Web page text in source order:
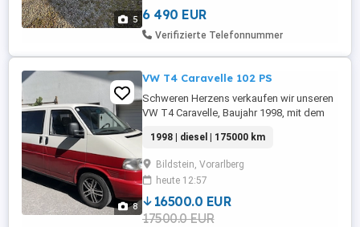
5 6 490 EUR
Verifizierte Telefonnummer
8
VW T4 Caravelle 102 PS
Schweren Herzens verkaufen wir unseren
VW T4 Caravelle, Baujahr 1998, mit dem
Dieselmotor mit 102 PS. Er ist frisch
vorgeführt bis Mai 2027!!! In den letzten
Jahren wurde sehr viel investiert allen
voran die komplette Karosserie. Der Bus
wurde vollständig entrostet ...
1998 | diesel | 175000 km
Bildstein, Vorarlberg
heute 12:57
16500.0 EUR
17500.0 EUR